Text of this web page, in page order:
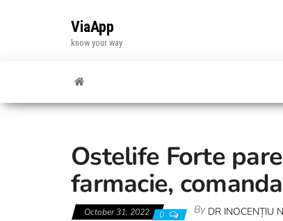
ViaApp
know your way
Ostelife Forte
farmacie, comanda
October 31, 2022 0 By DR INOCENȚIU